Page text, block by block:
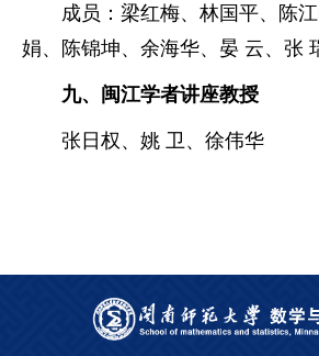
成员：梁红梅、 林国平、 陈
娟、 陈锦坤、 余海华、 晏 云、 张
九、闽江学者讲座教授
张日权、姚 卫、徐伟华